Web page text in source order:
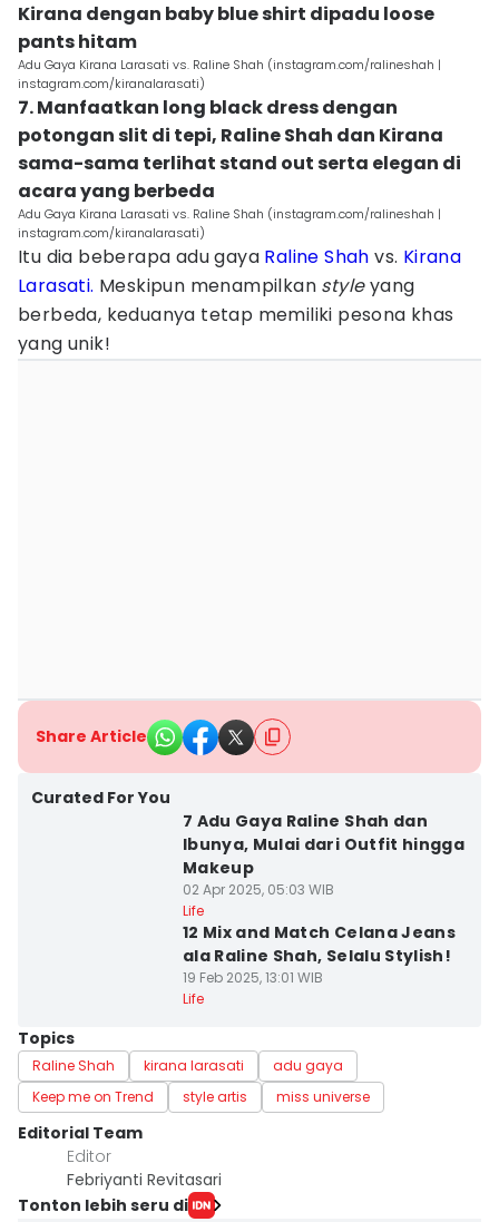
Kirana dengan baby blue shirt dipadu loose
pants hitam
Adu Gaya Kirana Larasati vs. Raline Shah (instagram.com/ralineshah |
instagram.com/kiranalarasati)
7. Manfaatkan long black dress dengan
potongan slit di tepi, Raline Shah dan Kirana
sama-sama terlihat stand out serta elegan di
acara yang berbeda
Adu Gaya Kirana Larasati vs. Raline Shah (instagram.com/ralineshah |
instagram.com/kiranalarasati)
Itu dia beberapa adu gaya Raline Shah vs. Kirana
Larasati. Meskipun menampilkan styleyang
berbeda, keduanya tetap memiliki pesona khas
yang unik!
Share Article
Curated For You
7 Adu Gaya Raline Shah dan
Ibunya, Mulai dari Outfit hingga
Makeup
02 Apr 2025, 05:03 WIB
Life
12 Mix and Match Celana Jeans
ala Raline Shah, Selalu Stylish!
19 Feb 2025, 13:01 WIB
Life
Topics
Raline Shah kirana larasati
adu gaya
Keep me on Trend
style artis miss universe
Editorial Team
Editor
Febriyanti Revitasari
Tonton lebih seru di